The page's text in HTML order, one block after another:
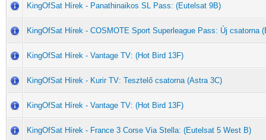
KingOfSat Hírek - Panathinaikos SL Pass: (Eutelsat 9B)
KingOfSat Hírek - COSMOTE Sport Superleague Pass: Új csatorna
KingOfSat Hírek - Vantage TV: (Hot Bird 13F)
KingOfSat Hírek - Kurir TV: Tesztelő csatorna (Astra 3C)
KingOfSat Hírek - Vantage TV: (Hot Bird 13F)
KingOfSat Hírek - France 3 Corse Via Stella: (Eutelsat 5 West B)